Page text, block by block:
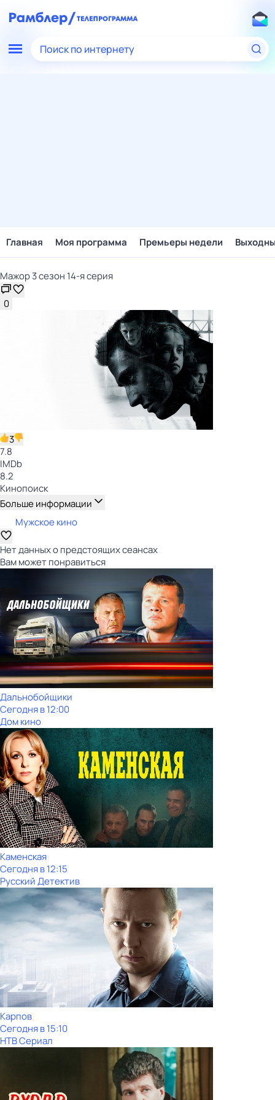
Поиск по интернету
Главная Моя программа Премьеры недели
Мажор 3 сезон 14-я серия
0
3
7.8
IMDb
8.2
Кинопоиск
Больше информации
Мужское кино
Нет данных о предстоящих сеансах
Вам может понравиться
Дальнобойщики
Сегодня в 12:00
Дом кино
Каменская
Сегодня в 12:15
Русский Детектив
Карпов
Сегодня в 15:10
НТВ Сериал